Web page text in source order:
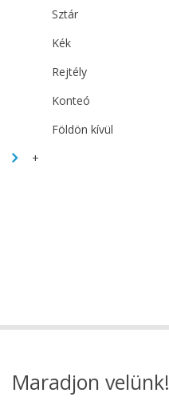
Sztár
Kék
Rejtély
Konteó
Földön kívül
+
Maradjon velünk!